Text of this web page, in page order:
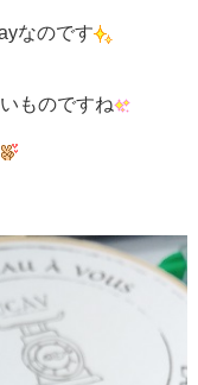
なのです
ものですね